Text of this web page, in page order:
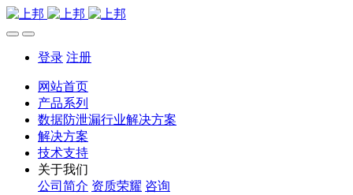
登录 注册
网站首页
产品系列
数据防泄漏行业解决方案
解决方案
技术支持
关于我们
公司简介 资质荣耀 咨询